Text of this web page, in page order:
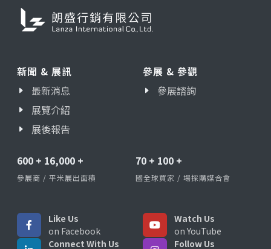
新聞 & 展訊
最新消息
展覽介紹
展後報告
參展 & 參觀
參展諮詢
600 + 16,000 +
參展商 / 平米展出面積
70 + 100 +
國全球買家 / 場採購媒合會
Like Us
on Facebook
Watch Us
on YouTube
Connect With Us
Follow Us